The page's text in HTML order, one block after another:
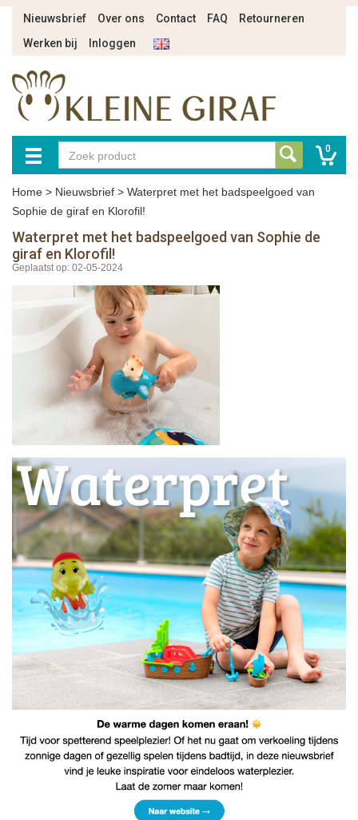
Nieuwsbrief Over ons Contact FAQ
Retourneren
Werken bij
Inloggen
0
Home > Nieuwsbrief > Waterpret met het badspeelgoed van
Sophie de giraf en Klorofil!
Waterpret met het badspeelgoed van Sophie de
giraf en Klorofil!
Geplaatst op: 02-05-2024